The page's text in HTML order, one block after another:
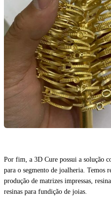
Por fim, a 3D Cure possui a solução
para o segmento de joalheria. Temos
produção de matrizes impressas,
resinas para fundição de joias.